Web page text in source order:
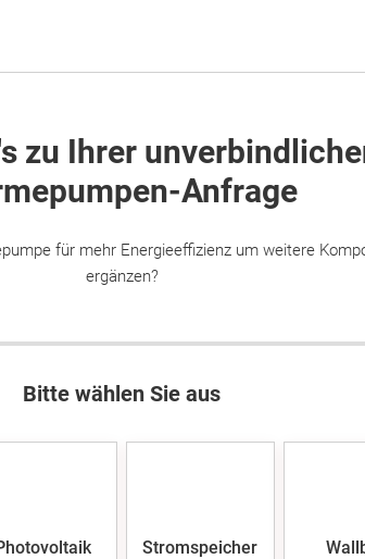
zu Ihrer
Anfrage
für mehr Energieeffizienz um weitere
ergänzen?
Bitte wählen Sie aus
Stromspeicher